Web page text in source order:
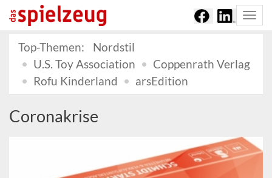
Top-Themen:
Nordstil
U.S. Toy Association
Coppenrath Verlag
Rofu Kinderland
arsEdition
Coronakrise